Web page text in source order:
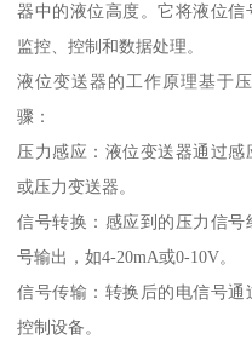
器中的液位高度。它将液位
监控、控制和数据处理。
液位变送器的工作原理基于
骤：
压力感应：液位变送器通过
或压力变送器。
信号转换：感应到的压力信
号输出，如4-20mA或0-10V。
信号传输：转换后的电信号
控制设备。